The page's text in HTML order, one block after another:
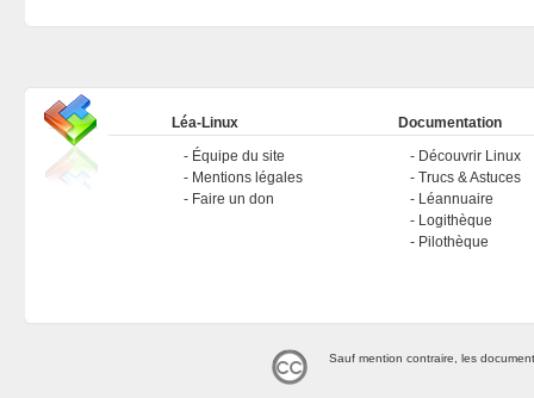
Léa-Linux
Équipe du site
Mentions légales
Faire un don
Documentation
Découvrir Linux
Trucs & Astuces
Léannuaire
Logithèque
Pilothèque
Sauf mention contraire, les